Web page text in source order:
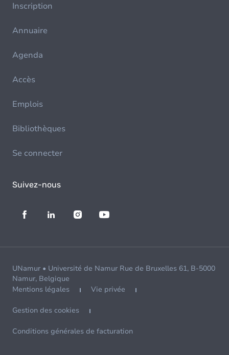
Inscription
Annuaire
Agenda
Accès
Emplois
Bibliothèques
Se connecter
Suivez-nous
UNamur • Université de Namur Rue de Bruxelles 61, B-5000
Namur, Belgique
Mentions légales
Vie privée
Gestion des cookies
Conditions générales de facturation